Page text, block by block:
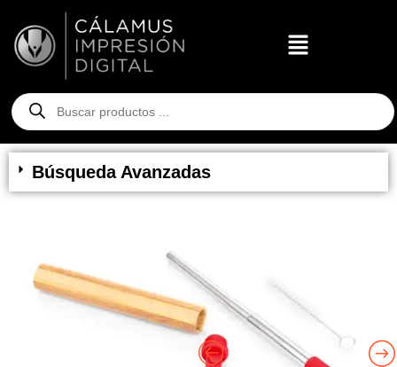
Búsqueda Avanzadas